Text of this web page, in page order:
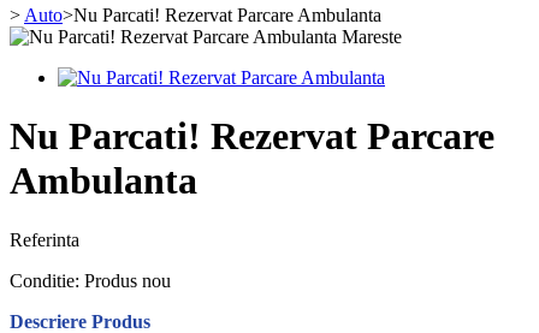
> Auto>Nu Parcati! Rezervat Parcare Ambulanta
Mareste
Nu Parcati! Rezervat Parcare
Ambulanta
Referinta
Conditie: Produs nou
Descriere Produs